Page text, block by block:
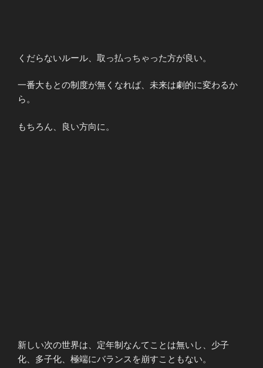
くだらないルール、取っ払っちゃった方が良い。
一番大もとの制度が無くなれば、未来は劇的に変わるか
ら。
もちろん、良い方向に。
新しい次の世界は、定年制なんてことは無いし、少子
化、多子化、極端にバランスを崩すこともない。